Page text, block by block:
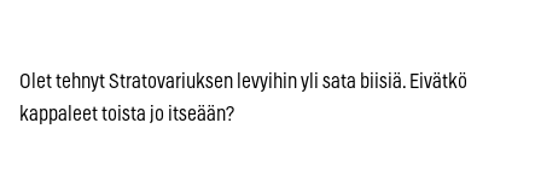
Olet tehnyt Stratovariuksen levyihin yli sata biisiä. Eivätkö
kappaleet toista jo itseään?